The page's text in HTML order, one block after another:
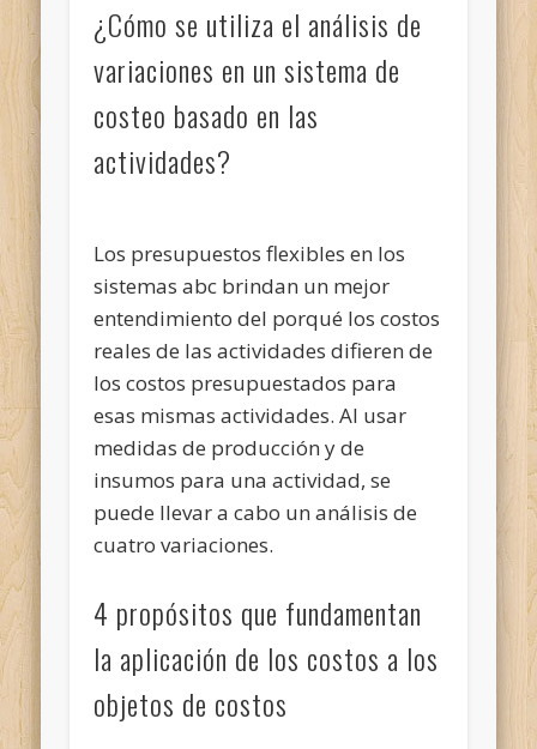
¿Cómo se utiliza el análisis de
variaciones en un sistema de
costeo basado en las
actividades?
Los presupuestos flexibles en los
sistemas abc brindan un mejor
entendimiento del porqué los costos
reales de las actividades difieren de
los costos presupuestados para
esas mismas actividades. Al usar
medidas de producción y de
insumos para una actividad, se
puede llevar a cabo un análisis de
cuatro variaciones.
4 propósitos que fundamentan
la aplicación de los costos a los
objetos de costos